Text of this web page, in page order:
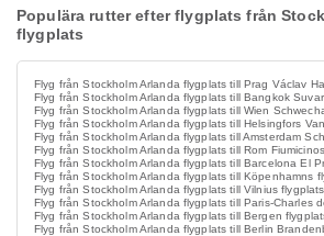
Populära rutter efter flygplats från
flygplats
Flyg från Stockholm Arlanda flygplats till Prag Václav
Flyg från Stockholm Arlanda flygplats till Bangkok
Flyg från Stockholm Arlanda flygplats till Wien
Flyg från Stockholm Arlanda flygplats till Helsingfors
Flyg från Stockholm Arlanda flygplats till Amsterdam
Flyg från Stockholm Arlanda flygplats till Rom
Flyg från Stockholm Arlanda flygplats till Barcelona El
Flyg från Stockholm Arlanda flygplats till Köpenhamns
Flyg från Stockholm Arlanda flygplats till Vilnius flygplats
Flyg från Stockholm Arlanda flygplats till Paris-Charles
Flyg från Stockholm Arlanda flygplats till Bergen
Flyg från Stockholm Arlanda flygplats till Berlin